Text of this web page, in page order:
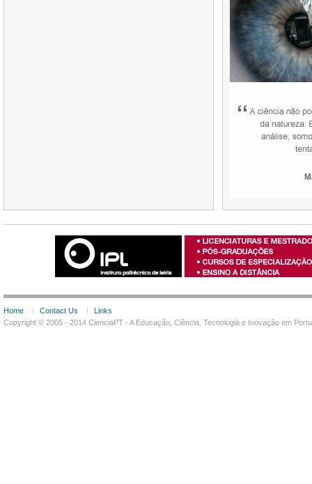
Home Contact Us
Links
Copyright © 2005 - 2014 CienciaPT - A Educação, Ciência, Tecnologia e Inovação em